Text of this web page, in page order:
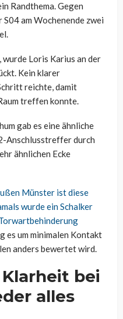
Randthema. Gegen
am Wochenende zwei
wurde Loris Karius an der
Kein klarer
reichte, damit
treffen konnte.
gab es eine ähnliche
Anschlusstreffer durch
ähnlichen Ecke
Münster ist diese
wurde ein Schalker
es um minimalen Kontakt
anders bewertet wird.
bei
alles